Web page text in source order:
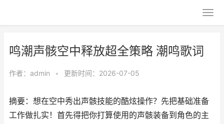
鸣潮声骸空中释放超全策略 潮鸣歌词
作者： admin • 更新时间：2026-07-05
摘要：想在空中秀出声骸技能的酷炫操作？先把基础准备
工作做扎实！首先得把你打算使用的声骸装备到角色的主